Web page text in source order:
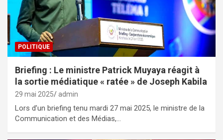
POLITIQUE
Briefing : Le ministre Patrick Muyaya réagit à
la sortie médiatique « ratée » de Joseph Kabila
29 mai 2025 admin
Lors d’un briefing tenu mardi 27 mai 2025, le ministre de la
Communication et des Médias,…